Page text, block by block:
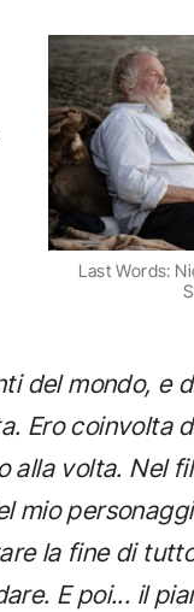
Last Words:
del mondo, e
Ero coinvolta
alla volta. Nel
mio
la fine di
E poi... il